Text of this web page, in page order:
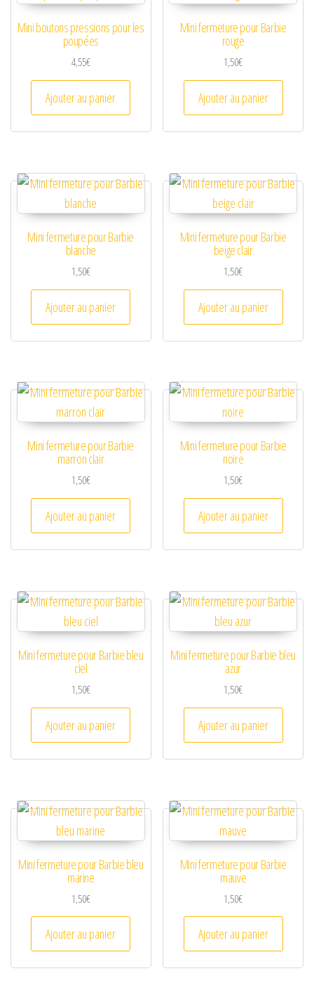
Mini boutons pressions pour les
poupées
4,55€
Ajouter au panier
Mini fermeture pour Barbie
rouge
1,50€
Ajouter au panier
Mini fermeture pour Barbie
blanche
1,50€
Ajouter au panier
Mini fermeture pour Barbie
beige clair
1,50€
Ajouter au panier
Mini fermeture pour Barbie
marron clair
1,50€
Ajouter au panier
Mini fermeture pour Barbie
noire
1,50€
Ajouter au panier
Mini fermeture pour Barbie bleu
ciel
1,50€
Ajouter au panier
Mini fermeture pour Barbie bleu
azur
1,50€
Ajouter au panier
Mini fermeture pour Barbie bleu
marine
1,50€
Ajouter au panier
Mini fermeture pour Barbie
mauve
1,50€
Ajouter au panier